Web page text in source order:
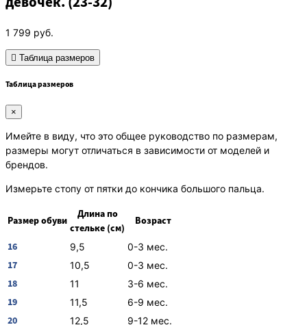
1 799 руб.
Таблица размеров
Таблица размеров
×
Имейте в виду, что это общее руководство по размерам,
размеры могут отличаться в зависимости от моделей и
брендов.
Измерьте стопу от пятки до кончика большого пальца.
Размер обуви
Длина по
стельке (см)
Возраст
16
9,5 0-3 мес.
17 10,5 0-3 мес.
18 11 3-6 мес.
19 11,5 6-9 мес.
20 12,5 9-12 мес.